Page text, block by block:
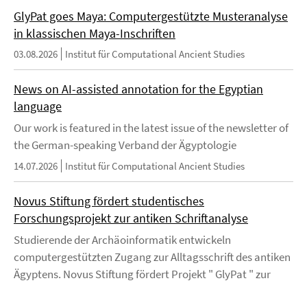
GlyPat goes Maya: Computergestützte Musteranalyse
in klassischen Maya-Inschriften
03.08.2026 Institut für Computational Ancient Studies
News on AI-assisted annotation for the Egyptian
language
Our work is featured in the latest issue of the newsletter of
the German-speaking Verband der Ägyptologie
14.07.2026 Institut für Computational Ancient Studies
Novus Stiftung fördert studentisches
Forschungsprojekt zur antiken Schriftanalyse
Studierende der Archäoinformatik entwickeln
computergestützten Zugang zur Alltagsschrift des antiken
Ägyptens. Novus Stiftung fördert Projekt " GlyPat " zur